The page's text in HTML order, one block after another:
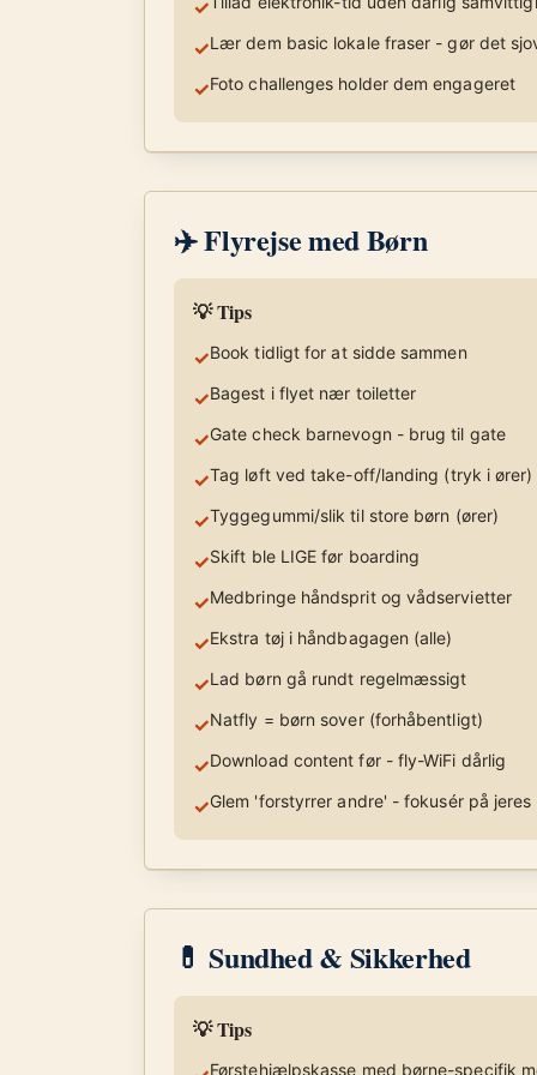
✓
✓Lær dem basic lokale fraser - gør det
✓Foto challenges holder dem engageret
✈️ Flyrejse med Børn
💡 Tips
✓Book tidligt for at sidde sammen
✓Bagest i flyet nær toiletter
✓Gate check barnevogn - brug til gate
✓Tag løft ved take-off/landing (tryk i ører)
✓Tyggegummi/slik til store børn (ører)
✓Skift ble LIGE før boarding
✓Medbringe håndsprit og vådservietter
✓Ekstra tøj i håndbagagen (alle)
✓Lad børn gå rundt regelmæssigt
✓Natfly = børn sover (forhåbentligt)
✓Download content før - fly-WiFi dårlig
✓Glem 'forstyrrer andre' - fokusér på jeres
💊 Sundhed & Sikkerhed
💡 Tips
Førstehjælpskasse med børne-specifik